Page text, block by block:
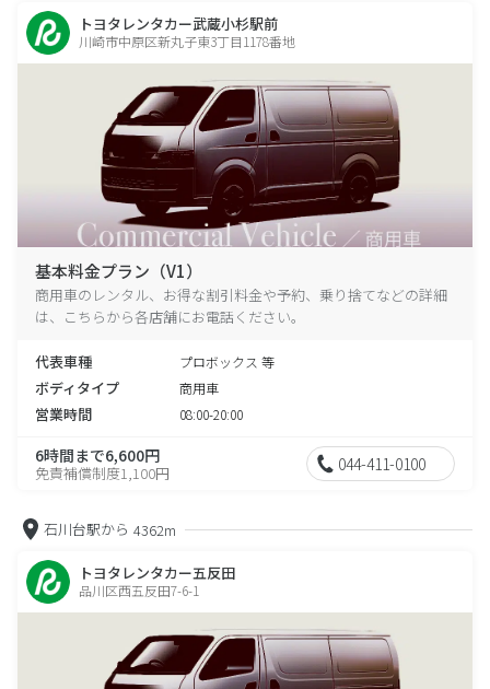
トヨタレンタカー武蔵小杉駅前
川崎市中原区新丸子東3丁目1178番地
基本料金プラン（V1）
商用車のレンタル、お得な割引料金や予約、乗り捨てなどの詳細
は、こちらから各店舗にお電話ください。
代表車種 プロボックス 等
ボディタイプ 商用車
営業時間 08:00-20:00
6時間まで6,600円
免責補償制度1,100円 044-411-0100
石川台駅から 4362m
トヨタレンタカー五反田
品川区西五反田7-6-1